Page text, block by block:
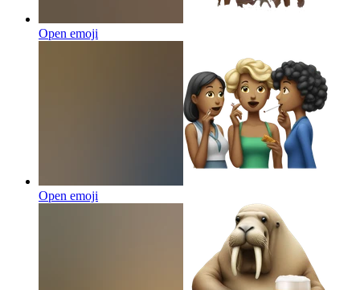
Open emoji
Open emoji